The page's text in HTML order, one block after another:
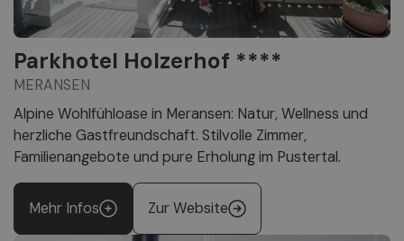
Parkhotel Holzerhof ****
MERANSEN
Alpine Wohlfühloase in Meransen: Natur, Wellness und
herzliche Gastfreundschaft. Stilvolle Zimmer,
Familienangebote und pure Erholung im Pustertal.
Mehr Infos Zur Website